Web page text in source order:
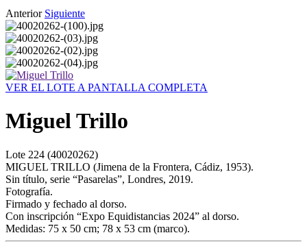
Anterior Siguiente
VER EL LOTE A PANTALLA COMPLETA
Miguel Trillo
Lote 224 (40020262)
MIGUEL TRILLO (Jimena de la Frontera, Cádiz, 1953).
Sin título, serie “Pasarelas”, Londres, 2019.
Fotografía.
Firmado y fechado al dorso.
Con inscripción “Expo Equidistancias 2024” al dorso.
Medidas: 75 x 50 cm; 78 x 53 cm (marco).